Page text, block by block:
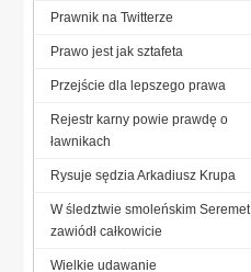
Prawnik na Twitterze
Prawo jest jak sztafeta
Przejście dla lepszego prawa
Rejestr karny powie prawdę o
ławnikach
Rysuje sędzia Arkadiusz Krupa
W śledztwie smoleńskim Seremet
zawiódł całkowicie
Wielkie udawanie